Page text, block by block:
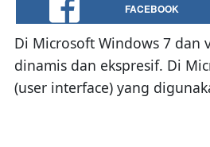
FACEBOOK
Di Microsoft Windows 7 dan
dinamis dan ekspresif. Di
(user interface) yang